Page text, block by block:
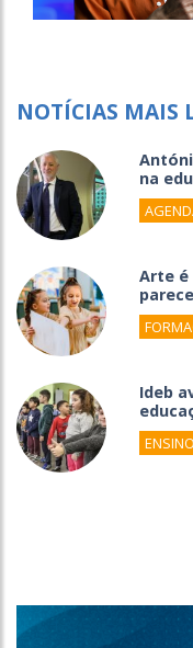
NOTÍCIAS MAIS
na
Arte é
Ideb